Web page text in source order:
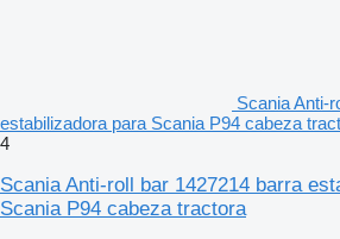
Scania Anti-
estabilizadora para Scania P94 cabeza
4
Scania Anti-roll bar 1427214 barra
Scania P94 cabeza tractora